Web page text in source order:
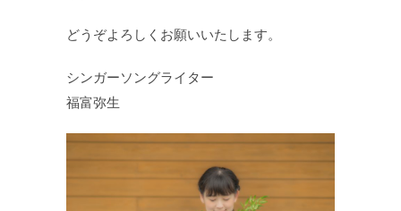
‪どうぞよろしくお願いいたします。‬
‪シンガーソングライター ‬
‪福富弥生‬